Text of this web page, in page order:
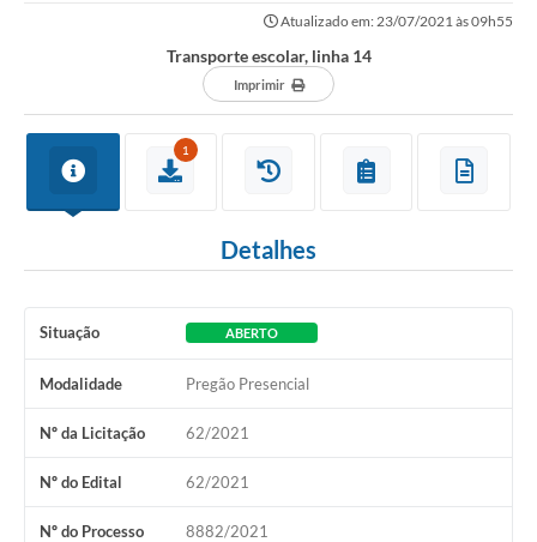
Turismo
Coleta seletiva - Informações
Legislação
Galeria de Fotos
Atualizado em: 23/07/2021 às 09h55
Transporte escolar, linha 14
Imprimir
1
Detalhes
Situação ABERTO
Modalidade Pregão Presencial
Nº da Licitação 62/2021
Nº do Edital 62/2021
Nº do Processo 8882/2021